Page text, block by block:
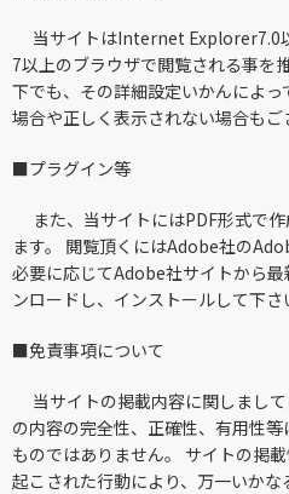
当サイトはInternet Explorer7.0
7以上のブラウザで閲覧される事を
下でも、その詳細設定いかんによ
場合や正しく表示されない場合もご
■プラグイン等
また、当サイトにはPDF形式で
ます。 閲覧頂くにはAdobe社の
必要に応じてAdobe社サイトから
ンロードし、インストールして下さ
■免責事項について
当サイトの掲載内容に関しまし
の内容の完全性、正確性、有用性
ものではありません。 サイトの掲
起こされた行動により、万一いか